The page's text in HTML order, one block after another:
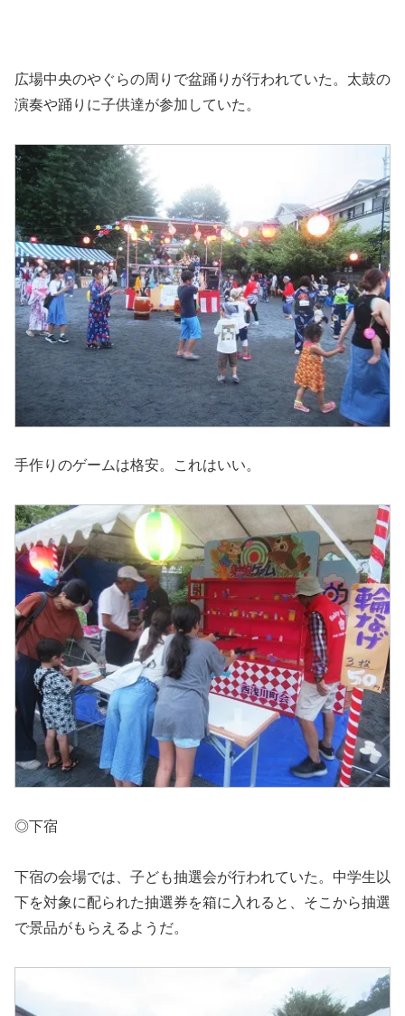
広場中央のやぐらの周りで盆踊りが行われていた。太鼓の
演奏や踊りに子供達が参加していた。
手作りのゲームは格安。これはいい。
◎下宿
下宿の会場では、子ども抽選会が行われていた。中学生以
下を対象に配られた抽選券を箱に入れると、そこから抽選
で景品がもらえるようだ。